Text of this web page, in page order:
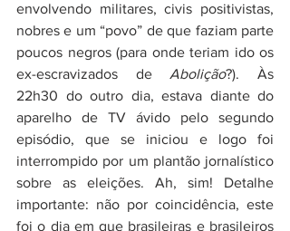
envolvendo militares, civis positivistas,
nobres e um “povo” de que faziam parte
poucos negros (para onde teriam ido os
ex-escravizados de Abolição?). Às
22h30 do outro dia, estava diante do
aparelho de TV ávido pelo segundo
episódio, que se iniciou e logo foi
interrompido por um plantão jornalístico
sobre as eleições. Ah, sim! Detalhe
importante: não por coincidência, este
foi o dia em que brasileiras e brasileiros